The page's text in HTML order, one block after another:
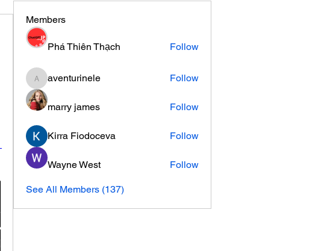
Members
Phá Thiên Thạch Follow
aventurinele
aventurinele Follow
marry james Follow
Kirra Fiodoceva Follow
Wayne West Follow
See All Members (137)